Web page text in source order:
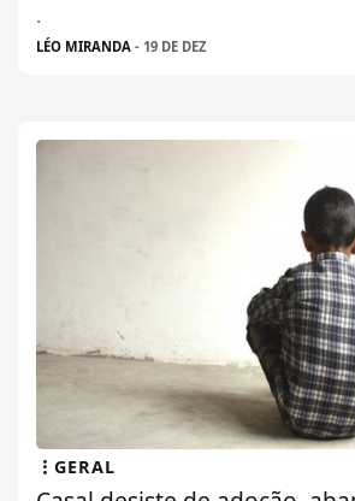
.
LÉO MIRANDA - 19 DE DEZ
GERAL